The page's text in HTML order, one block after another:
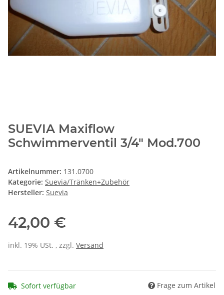
SUEVIA Maxiflow
Schwimmerventil 3/4" Mod.700
Artikelnummer: 131.0700
Kategorie: Suevia/Tränken+Zubehör
Hersteller: Suevia
42,00 €
inkl. 19% USt. , zzgl. Versand
Sofort verfügbar Frage zum Artikel